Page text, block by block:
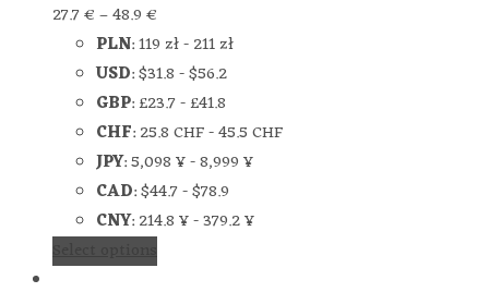
27.7€–48.9€
PLN:119 zł-211 zł
USD:$31.8-$56.2
GBP:£23.7-£41.8
CHF:25.8 CHF-45.5 CHF
JPY:5,098 ¥-8,999 ¥
CAD:$44.7-$78.9
CNY:214.8 ¥-379.2 ¥